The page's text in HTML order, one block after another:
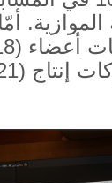
الموازية.